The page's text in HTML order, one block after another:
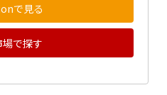
で見る
で探す